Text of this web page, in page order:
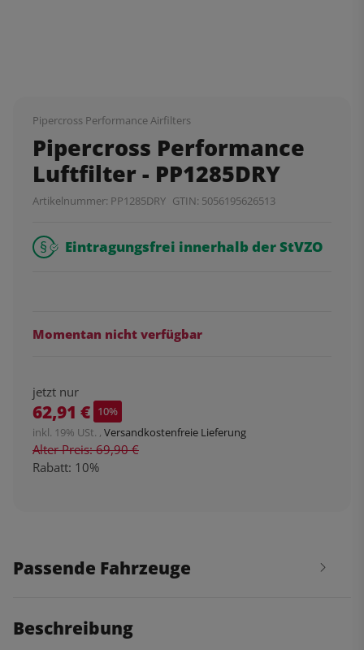
Pipercross Performance Airfilters
Pipercross Performance
Luftfilter - PP1285DRY
Artikelnummer: PP1285DRY GTIN: 5056195626513
Eintragungsfrei innerhalb der StVZO
Momentan nicht verfügbar
jetzt nur
62,91 € 10%
inkl. 19% USt. , Versandkostenfreie Lieferung
Alter Preis: 69,90 €
Rabatt: 10%
Passende Fahrzeuge
Beschreibung